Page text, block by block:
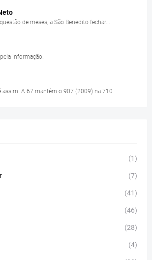
de meses, a São Benedito fechar...
informação.
assim. A 67 mantém o 907 (2009) na 710....
(1)
(7)
(41)
(46)
(28)
(4)